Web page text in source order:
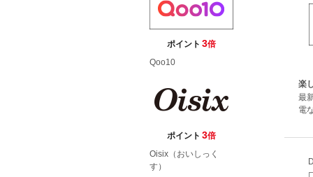
ポイント 3倍
Qoo10
ポイント 3倍
Oisix（おいしっく
す）
楽
最
電